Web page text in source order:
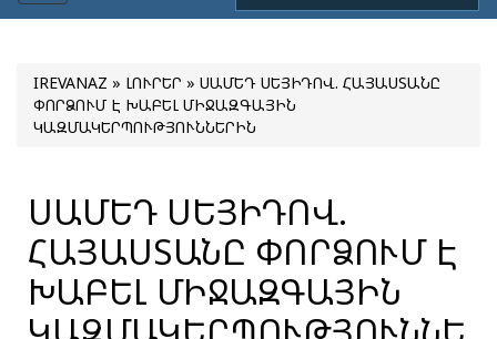
IREVANAZ » ԼՈՒՐԵՐ » ՍԱՄԵԴ ՍԵՅԻԴՈՎ. ՀԱՅԱՍՏԱՆԸ
ՓՈՐՁՈՒՄ Է ԽԱԲԵԼ ՄԻՋԱԶԳԱՅԻՆ
ԿԱԶՄԱԿԵՐՊՈՒԹՅՈՒՆՆԵՐԻՆ
ՍԱՄԵԴ ՍԵՅԻԴՈՎ.
ՀԱՅԱՍՏԱՆԸ ՓՈՐՁՈՒՄ Է
ԽԱԲԵԼ ՄԻՋԱԶԳԱՅԻՆ